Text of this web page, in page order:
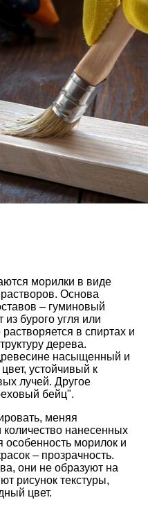
морилки в виде
Основа
– гуминовый
бурого угля или
в спиртах и
дерева.
насыщенный и
устойчивый к
лучей. Другое
бейц".
меняя
нанесенных
особенность морилок и
– прозрачность.
они не образуют на
рисунок текстуры,
цвет.